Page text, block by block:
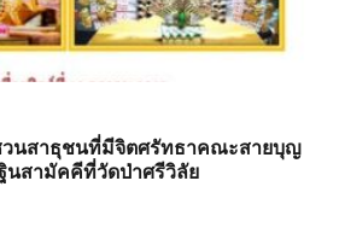
นสาธุชนที่มีจิตศรัทธาคณะสายบุญ
สามัคคีที่วัดป่าศรีวิลัย